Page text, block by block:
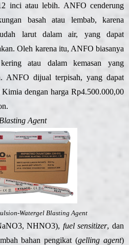
inci atau lebih. ANFO cenderung
basah atau lembab, karena
larut dalam air, yang dapat
Oleh karena itu, ANFO biasanya
atau dalam kemasan yang
ANFO dijual terpisah, yang dapat
dengan harga Rp4.500.000,00
Agent
Watergel Blasting Agent
NHNO3), fuel sensitizer, dan
bahan pengikat (gelling agent)